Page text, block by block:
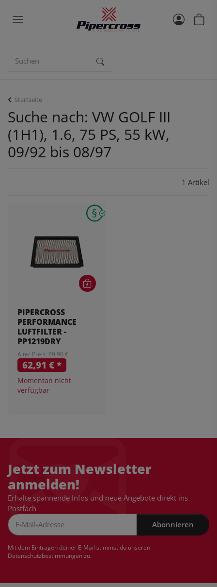
Startseite
Suche nach: VW GOLF III
(1H1), 1.6, 75 PS, 55 kW,
09/92 bis 08/97
1 Artikel
PIPERCROSS
PERFORMANCE
LUFTFILTER -
PP1219DRY
Alter Preis: 69,90 €
62,91 €*
Momentan nicht
verfügbar
Jetzt zum Newsletter
anmelden!
Erhalte spannende Infos und neue Angebote direkt ins
Postfach
Abonnieren
Mit dem Eintragen deiner E-Mail stimmst du unseren
Datenschutzbestimmungenzu.